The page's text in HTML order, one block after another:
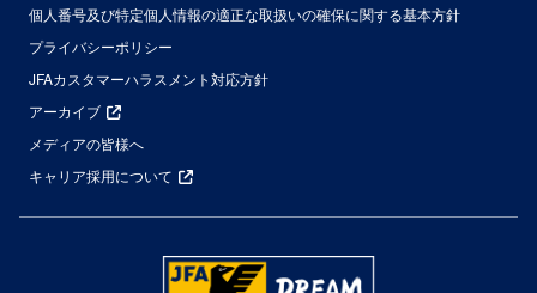
個人番号及び特定個人情報の適正な取扱いの確保に関する基本方針
プライバシーポリシー
JFAカスタマーハラスメント対応方針
アーカイブ
メディアの皆様へ
キャリア採用について